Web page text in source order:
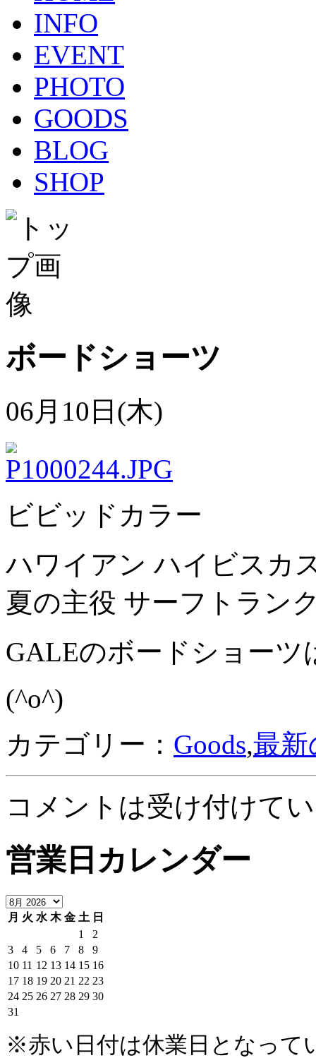
INFO
EVENT
PHOTO
GOODS
BLOG
SHOP
ボードショーツ
06月10日(木)
ビビッドカラー
ハワイアン ハイビスカ
夏の主役 サーフトラン
GALEのボードショー
(^o^)
カテゴリー： Goods,最新
コメントは受け付けて
営業日カレンダー
月 火 水 木 金 土 日
1
2
3
4 5 6 7 8
9
10 11 12 13 14 15 16
17 18 19 20 21 22 23
24 25 26 27 28 29 30
31
※赤い日付は休業日となって